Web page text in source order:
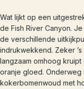
Wat lijkt op een
de Fish River Canyon.
de verschillende
indrukwekkend. Zeker
langzaam omhoog
oranje gloed. Onderweg
kokerbomenwoud met